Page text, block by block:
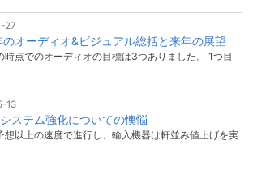
27
のオーディオ&ビジュアル総括と来年の展望
時点でのオーディオの目標は3つありました。 1つ目
13
ステム強化についての懊悩
想以上の速度で進行し、輸入機器は軒並み値上げを実